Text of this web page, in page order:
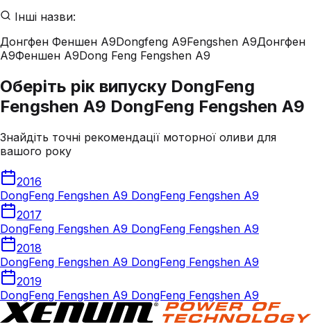
Інші назви:
Донгфен Феншен A9Dongfeng A9Fengshen A9Донгфен
A9Феншен A9Dong Feng Fengshen A9
Оберіть рік випуску DongFeng
Fengshen A9 DongFeng Fengshen A9
Знайдіть точні рекомендації моторної оливи для
вашого року
2016
DongFeng Fengshen A9 DongFeng Fengshen A9
2017
DongFeng Fengshen A9 DongFeng Fengshen A9
2018
DongFeng Fengshen A9 DongFeng Fengshen A9
2019
DongFeng Fengshen A9 DongFeng Fengshen A9